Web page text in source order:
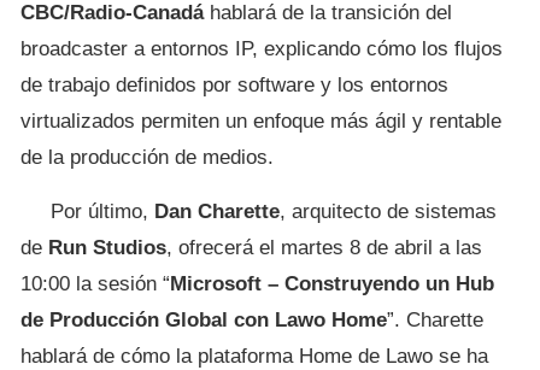
CBC/Radio-Canadáhablará de la transición del
broadcaster a entornos IP, explicando cómo los flujos
de trabajo definidos por software y los entornos
virtualizados permiten un enfoque más ágil y rentable
de la producción de medios.
Por último, Dan Charette, arquitecto de sistemas
de Run Studios, ofrecerá el martes 8 de abril a las
10:00 la sesión “ Microsoft – Construyendo un Hub
de Producción Global con Lawo Home”. Charette
hablará de cómo la plataforma Home de Lawo se ha